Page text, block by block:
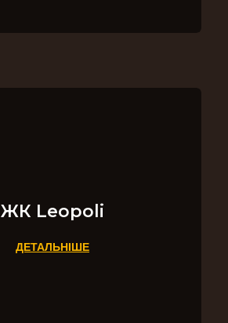
ЖК Leopoli
ДЕТАЛЬНІШЕ